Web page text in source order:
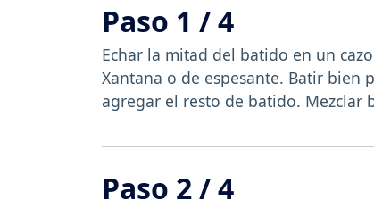
Paso 1 / 4
Echar la mitad del batido en un
Xantana o de espesante. Batir
agregar el resto de batido. Mezclar
Paso 2 / 4